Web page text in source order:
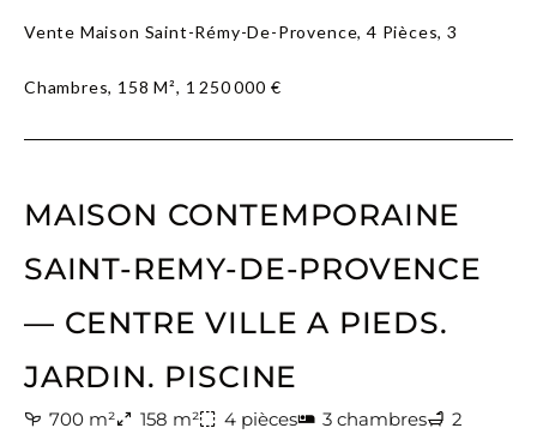
Vente Maison Saint-Rémy-De-Provence, 4 Pièces, 3
Chambres, 158 M², 1 250 000 €
MAISON CONTEMPORAINE
SAINT-REMY-DE-PROVENCE
— CENTRE VILLE A PIEDS.
JARDIN. PISCINE
700 m² 158 m² 4 pièces 3 chambres
2